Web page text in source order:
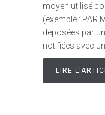
moyen utilisé
(exemple : PAR
déposées par
notifiées avec
LIRE